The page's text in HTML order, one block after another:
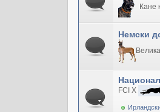
Кане
Немски
FCI X